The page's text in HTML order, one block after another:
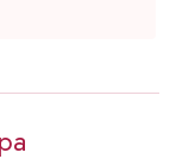
помощи
по ЗПП), в